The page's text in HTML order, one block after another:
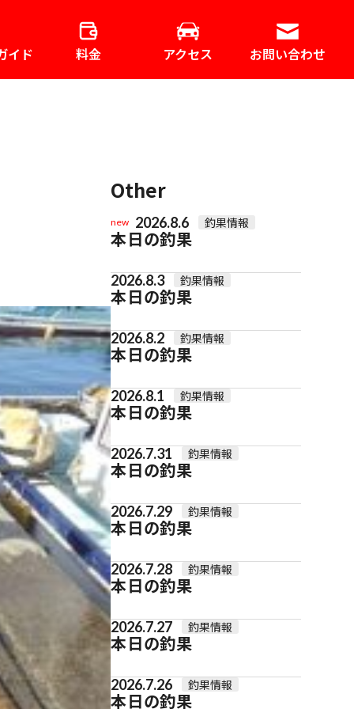
イド 料金 アクセス お問い合わせ
Other
new 2026.8.6 釣果情報
本日の釣果
2026.8.3 釣果情報
本日の釣果
2026.8.2 釣果情報
本日の釣果
2026.8.1 釣果情報
本日の釣果
2026.7.31 釣果情報
本日の釣果
2026.7.29 釣果情報
本日の釣果
2026.7.28 釣果情報
本日の釣果
2026.7.27 釣果情報
本日の釣果
2026.7.26 釣果情報
本日の釣果